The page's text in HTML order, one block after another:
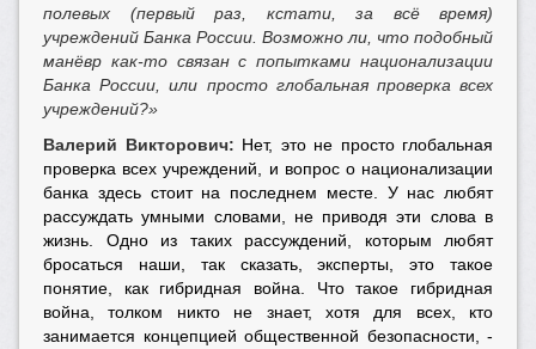
полевых (первый раз, кстати, за всё время)
учреждений Банка России. Возможно ли, что подобный
манёвр как-то связан с попытками национализации
Банка России, или просто глобальная проверка всех
учреждений?»
Валерий Викторович: Нет, это не просто глобальная
проверка всех учреждений, и вопрос о национализации
банка здесь стоит на последнем месте. У нас любят
рассуждать умными словами, не приводя эти слова в
жизнь. Одно из таких рассуждений, которым любят
бросаться наши, так сказать, эксперты, это такое
понятие, как гибридная война. Что такое гибридная
война, толком никто не знает, хотя для всех, кто
занимается концепцией общественной безопасности, -